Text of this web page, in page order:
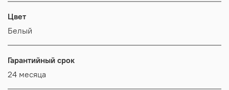
Цвет
Белый
Гарантийный срок
24 месяца